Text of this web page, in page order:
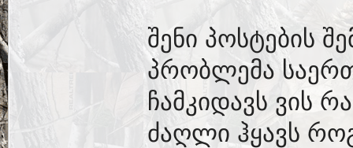
შენი პოსტების
პრობლემა
ჩამკიდავს ვის
ძაღლი ჰყავს